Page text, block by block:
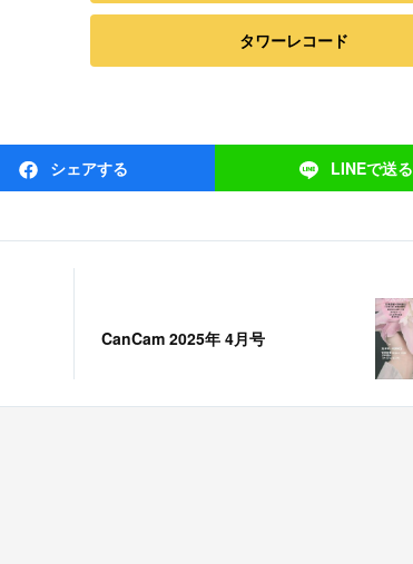
タワーレコード
シェアする LINEで送る
CanCam 2025年 4月号